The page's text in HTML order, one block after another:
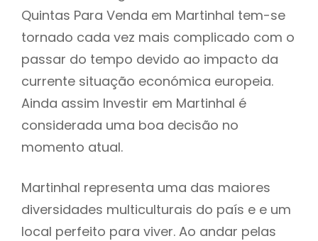
Quintas Para Venda em Martinhal tem-se
tornado cada vez mais complicado com o
passar do tempo devido ao impacto da
currente situação económica europeia.
Ainda assim Investir em Martinhal é
considerada uma boa decisão no
momento atual.
Martinhal representa uma das maiores
diversidades multiculturais do país e e um
local perfeito para viver. Ao andar pelas